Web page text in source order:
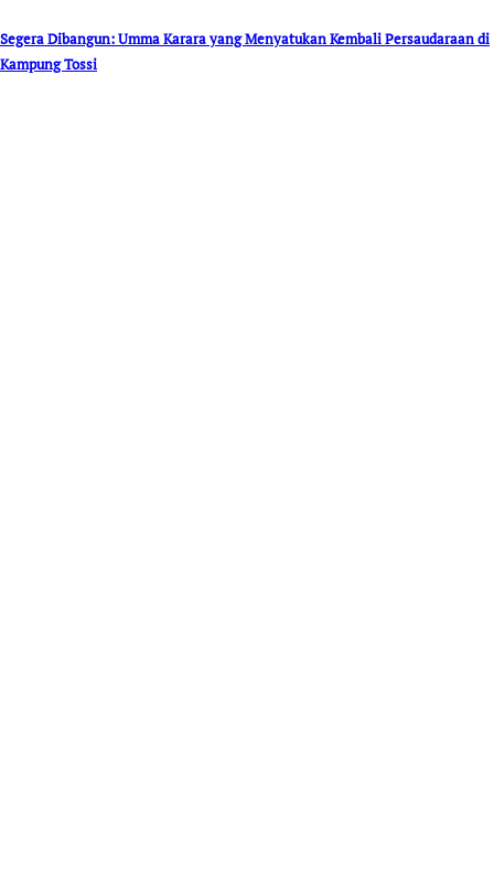
Segera Dibangun: Umma Karara yang Menyatukan Kembali Persaudaraan di
Kampung Tossi